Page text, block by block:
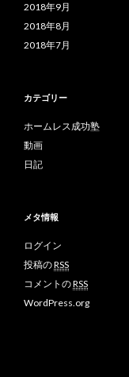
2018年9月
2018年8月
2018年7月
カテゴリー
ホームレス成功塾
動画
日記
メタ情報
ログイン
投稿のRSS
コメントのRSS
WordPress.org